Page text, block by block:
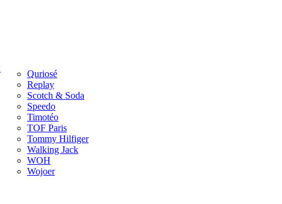
Quriosé
Replay
Scotch & Soda
Speedo
Timotéo
TOF Paris
Tommy Hilfiger
Walking Jack
WOH
Wojoer